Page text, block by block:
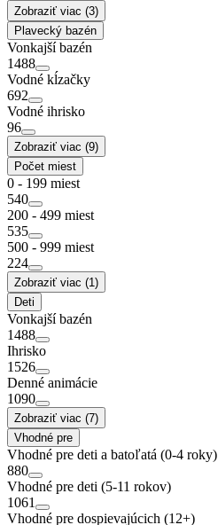
Zobraziť viac (3)
Plavecký bazén
Vonkajší bazén
1488
Vodné kĺzačky
692
Vodné ihrisko
96
Zobraziť viac (9)
Počet miest
0 - 199 miest
540
200 - 499 miest
535
500 - 999 miest
224
Zobraziť viac (1)
Deti
Vonkajší bazén
1488
Ihrisko
1526
Denné animácie
1090
Zobraziť viac (7)
Vhodné pre
Vhodné pre deti a batoľatá (0-4 roky)
880
Vhodné pre deti (5-11 rokov)
1061
Vhodné pre dospievajúcich (12+)